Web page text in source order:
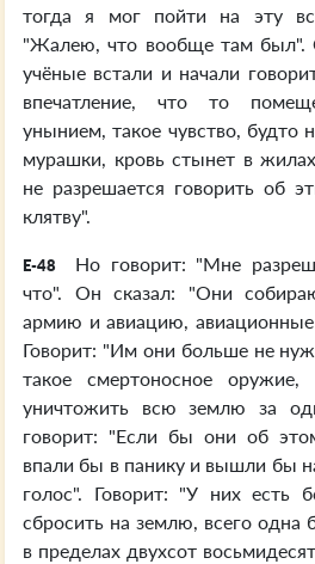
тогда я мог пойти на эту
"Жалею, что вообще там был".
учёные встали и начали
впечатление, что то
унынием, такое чувство, будто
мурашки, кровь стынет в
не разрешается говорить об
клятву".
E-48
Но говорит: "Мне
что". Он сказал: "Они
армию и авиацию, авиационные
Говорит: "Им они больше не
такое смертоносное
уничтожить всю землю за
говорит: "Если бы они об
впали бы в панику и вышли бы
голос". Говорит: "У них есть
сбросить на землю, всего одна
в пределах двухсот